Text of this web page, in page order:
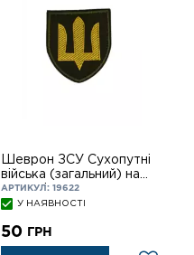
Шеврон ЗСУ Сухопутні
війська (загальний) на
липучці
АРТИКУЛ: 19622
У НАЯВНОСТІ
50 ГРН